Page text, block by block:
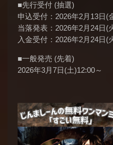
■先行受付 (抽選)
申込受付：2026年2月13日(
当落発表：2026年2月24日(
入金受付：2026年2月24日(
■一般発売 (先着)
2026年3月7日(土)12:00～